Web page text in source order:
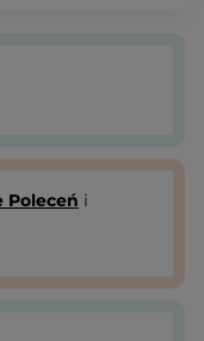
Poleceń i